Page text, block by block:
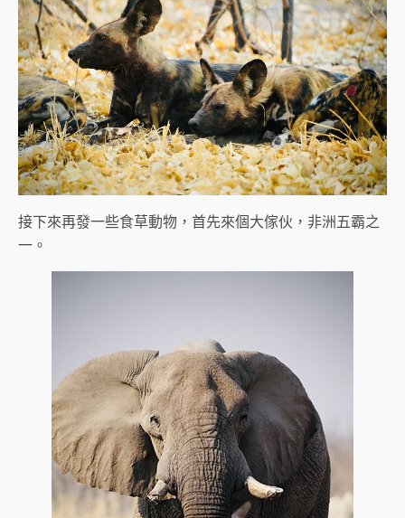
接下來再發一些食草動物，首先來個大傢伙，非洲五霸之
一。